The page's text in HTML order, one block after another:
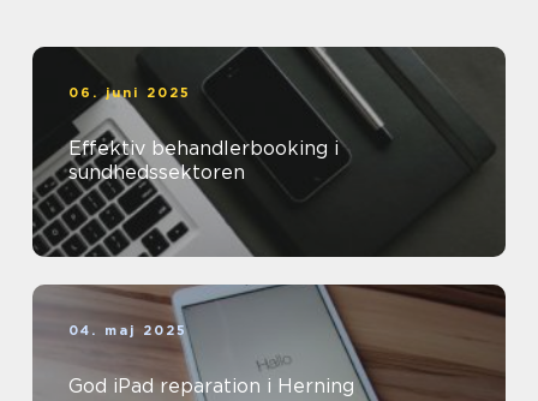
06. juni 2025
Effektiv behandlerbooking i
sundhedssektoren
04. maj 2025
God iPad reparation i Herning